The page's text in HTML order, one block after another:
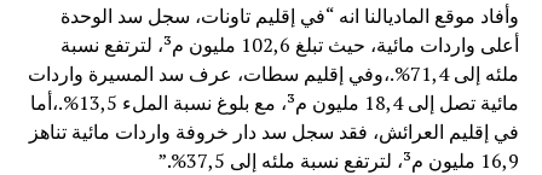
وأفاد موقع الماديالنا انه “في إقليم تاونات، سجل سد الوحدة
أعلى واردات مائية، حيث تبلغ 102,6 مليون م³، لترتفع نسبة
ملئه إلى 71,4%.،وفي إقليم سطات، عرف سد المسيرة واردات
مائية تصل إلى 18,4 مليون م³، مع بلوغ نسبة الملء 13,5%.،أما
في إقليم العرائش، فقد سجل سد دار خروفة واردات مائية تناهز
16,9 مليون م³، لترتفع نسبة ملئه إلى 37,5%.”